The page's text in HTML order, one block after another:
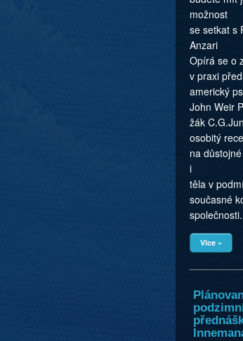
možnost
se setkat s
Anzari
Opírá se o
v praxi
americký
John Weir
žák
osobitý
na
i
těla v
současné
Více »